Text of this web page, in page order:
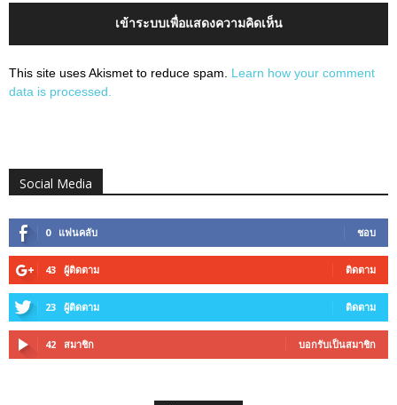
เข้าระบบเพื่อแสดงความคิดเห็น
This site uses Akismet to reduce spam. Learn how your comment
data is processed.
Social Media
0 แฟนคลับ ชอบ
43 ผู้ติดตาม ติดตาม
23 ผู้ติดตาม ติดตาม
42 สมาชิก บอกรับเป็นสมาชิก